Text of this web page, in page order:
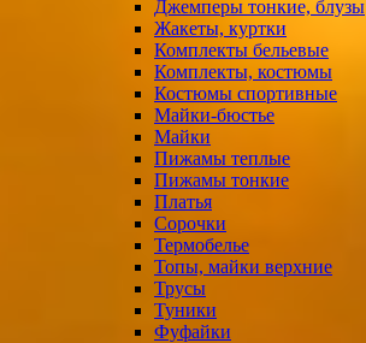
Джемперы тонкие, блузы
Жакеты, куртки
Комплекты бельевые
Комплекты, костюмы
Костюмы спортивные
Майки-бюстье
Майки
Пижамы теплые
Пижамы тонкие
Платья
Сорочки
Термобелье
Топы, майки верхние
Трусы
Туники
Фуфайки